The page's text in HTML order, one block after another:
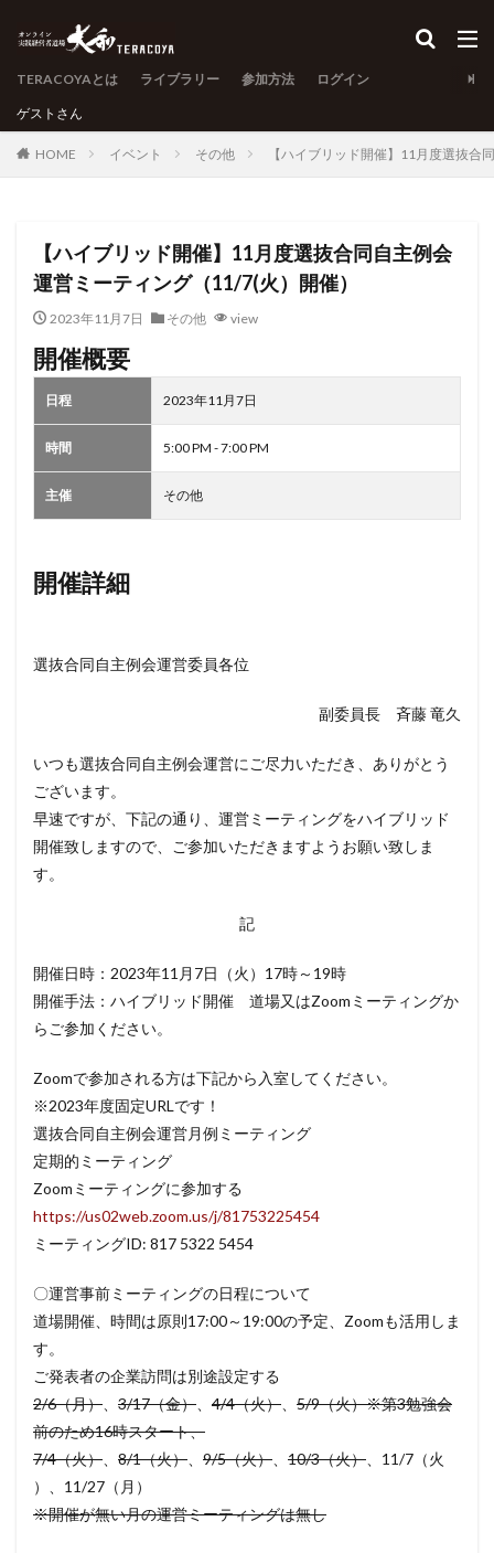
TERACOYAとは ライブラリー 参加方法 ログイン
ゲスト さん
HOME イベント その他 【ハイブリッド開催】11月度選抜
【ハイブリッド開催】11月度選抜合同自主例会
運営ミーティング（11/7(火）開催）
2023年11月7日 その他 view
開催概要
日程 2023年11月7日
時間 5:00 PM - 7:00 PM
主催 その他
開催詳細
選抜合同自主例会運営委員各位
副委員長 斉藤 竜久
いつも選抜合同自主例会運営にご尽力いただき、ありがとう
ございます。
早速ですが、下記の通り、運営ミーティングをハイブリッド
開催致しますので、ご参加いただきますようお願い致しま
す。
記
開催日時：2023年11月7日（火）17時～19時
開催手法：ハイブリッド開催 道場又はZoomミーティングか
らご参加ください。
Zoomで参加される方は下記から入室してください。
※2023年度固定URLです！
選抜合同自主例会運営月例ミーティング
定期的ミーティング
Zoomミーティングに参加する
https://us02web.zoom.us/j/81753225454
ミーティングID: 817 5322 5454
〇運営事前ミーティングの日程について
道場開催、時間は原則17:00～19:00の予定、Zoomも活用しま
す。
ご発表者の企業訪問は別途設定する
2/6（月）
3/17（金） 4/4（火）
5/9（火）※第3勉強会
前のため16時スタート、
7/4（火）
8/1（火） 9/5（火） 10/3（火） 、11/7（火
）、11/27（月）
※開催が無い月の運営ミーティングは無し